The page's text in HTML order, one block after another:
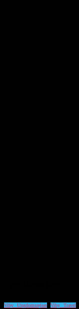
Viby Ungdomsrejser Viby Travel